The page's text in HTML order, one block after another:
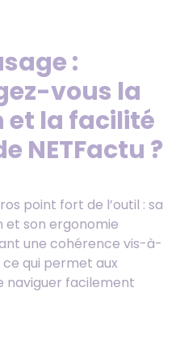
:
vous la
et la facilité
NETFactu ?
point fort de l’outil : sa
et son ergonomie
une cohérence vis-à-
ce qui permet aux
naviguer facilement